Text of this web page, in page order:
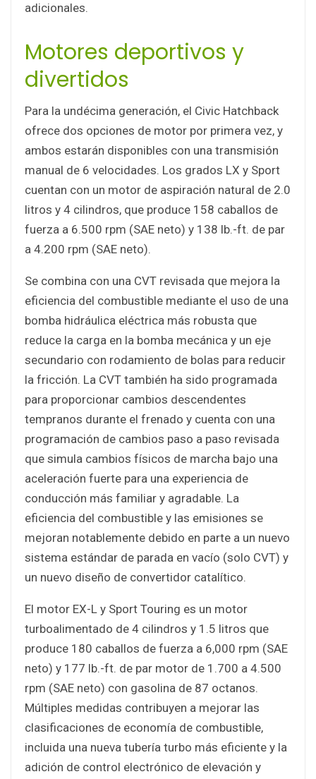
adicionales.
Motores deportivos y
divertidos
Para la undécima generación, el Civic Hatchback
ofrece dos opciones de motor por primera vez, y
ambos estarán disponibles con una transmisión
manual de 6 velocidades. Los grados LX y Sport
cuentan con un motor de aspiración natural de 2.0
litros y 4 cilindros, que produce 158 caballos de
fuerza a 6.500 rpm (SAE neto) y 138 lb.-ft. de par
a 4.200 rpm (SAE neto).
Se combina con una CVT revisada que mejora la
eficiencia del combustible mediante el uso de una
bomba hidráulica eléctrica más robusta que
reduce la carga en la bomba mecánica y un eje
secundario con rodamiento de bolas para reducir
la fricción. La CVT también ha sido programada
para proporcionar cambios descendentes
tempranos durante el frenado y cuenta con una
programación de cambios paso a paso revisada
que simula cambios físicos de marcha bajo una
aceleración fuerte para una experiencia de
conducción más familiar y agradable. La
eficiencia del combustible y las emisiones se
mejoran notablemente debido en parte a un nuevo
sistema estándar de parada en vacío (solo CVT) y
un nuevo diseño de convertidor catalítico.
El motor EX-L y Sport Touring es un motor
turboalimentado de 4 cilindros y 1.5 litros que
produce 180 caballos de fuerza a 6,000 rpm (SAE
neto) y 177 lb.-ft. de par motor de 1.700 a 4.500
rpm (SAE neto) con gasolina de 87 octanos.
Múltiples medidas contribuyen a mejorar las
clasificaciones de economía de combustible,
incluida una nueva tubería turbo más eficiente y la
adición de control electrónico de elevación y